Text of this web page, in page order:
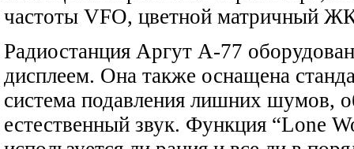
частоты VFO, цветной матричный
Радиостанция Аргут А-77
дисплеем. Она также оснащена
система подавления лишних шумов,
естественный звук. Функция “Lone